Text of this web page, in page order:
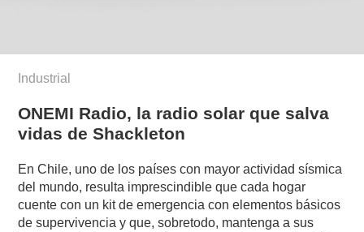
Industrial
ONEMI Radio, la radio solar que salva
vidas de Shackleton
En Chile, uno de los países con mayor actividad sísmica
del mundo, resulta imprescindible que cada hogar
cuente con un kit de emergencia con elementos básicos
de supervivencia y que, sobretodo, mantenga a sus